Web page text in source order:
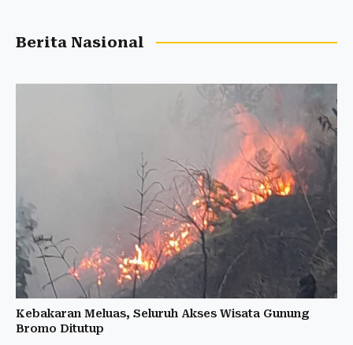
Berita Nasional
Kebakaran Meluas, Seluruh Akses Wisata Gunung
Bromo Ditutup